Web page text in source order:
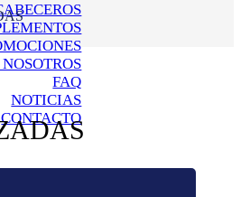
FAQ
NOTICIAS
CONTACTO